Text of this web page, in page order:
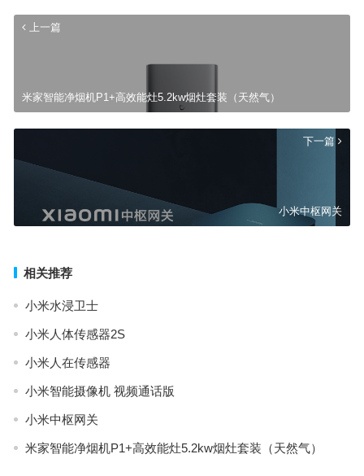
上一篇
米家智能净烟机P1+高效能灶5.2kw烟灶套装（天然气）
下一篇
小米中枢网关
相关推荐
小米水浸卫士
小米人体传感器2S
小米人在传感器
小米智能摄像机 视频通话版
小米中枢网关
米家智能净烟机P1+高效能灶5.2kw烟灶套装（天然气）